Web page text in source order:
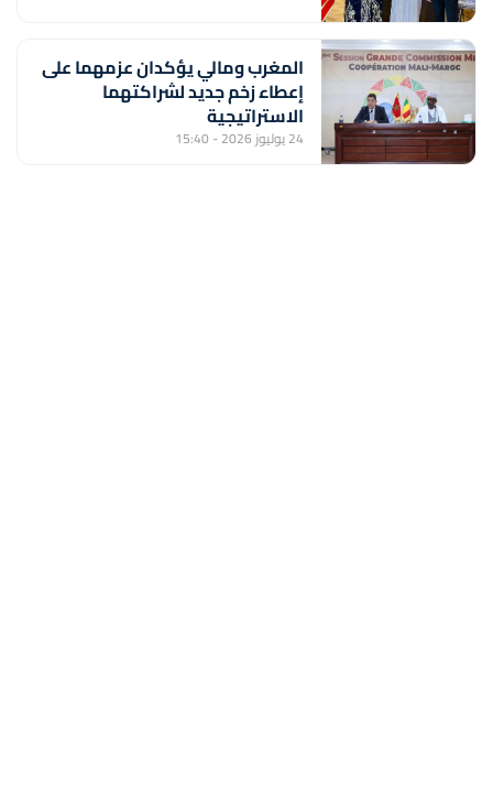
المغرب ومالي يؤكدان عزمهما على
إعطاء زخم جديد لشراكتهما
الاستراتيجية
24 يوليوز 2026 - 15:40